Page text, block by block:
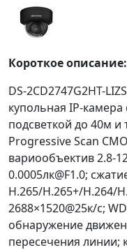
Короткое описание:
DS-2CD2747G2HT-
купольная IP-камера
подсветкой до 40м и
Progressive Scan
вариообъектив 2.8-
0.0005лк@F1.0;
H.265/H.265+/H.264/
2688×1520@25к/с;
обнаружение
пересечения линии;